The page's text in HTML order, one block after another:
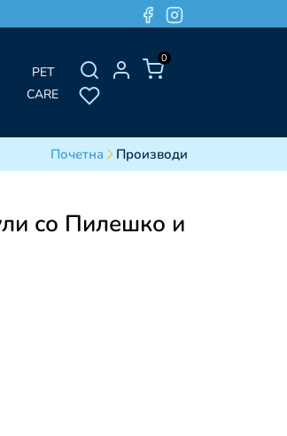
0
PET
CARE
Почетна Производи
со Пилешко и